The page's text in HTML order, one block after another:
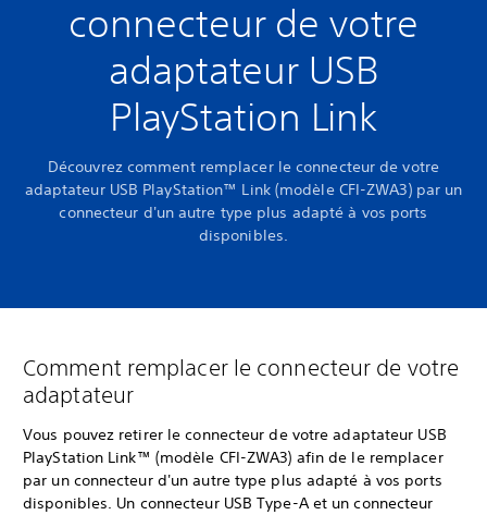
connecteur de votre
adaptateur USB
PlayStation Link
Découvrez comment remplacer le connecteur de votre
adaptateur USB PlayStation™ Link (modèle CFI-ZWA3) par un
connecteur d'un autre type plus adapté à vos ports
disponibles.
Comment remplacer le connecteur de votre
adaptateur
Vous pouvez retirer le connecteur de votre adaptateur USB
PlayStation Link™ (modèle CFI-ZWA3) afin de le remplacer
par un connecteur d'un autre type plus adapté à vos ports
disponibles. Un connecteur USB Type-A et un connecteur